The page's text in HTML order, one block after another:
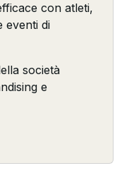
con atleti,
eventi di
società
e